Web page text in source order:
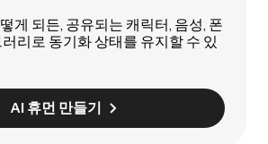
게 되든, 공유되는 캐릭터, 음성, 폰
리로 동기화 상태를 유지할 수 있
AI 휴먼 만들기